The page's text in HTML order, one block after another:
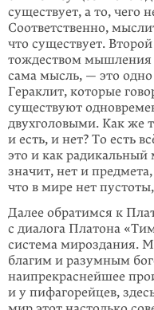
существует, а то, чего
Соответственно,
что существует.
тождеством
сама мысль, — это
Гераклит, которые
существуют
двухголовыми. Как же
и есть, и нет? То есть
это и как
значит, нет и
что в мире нет
Далее обратимся к
с диалога Платона
система мироздания.
благим и разумным
наипрекраснейшее
и у пифагорейцев,